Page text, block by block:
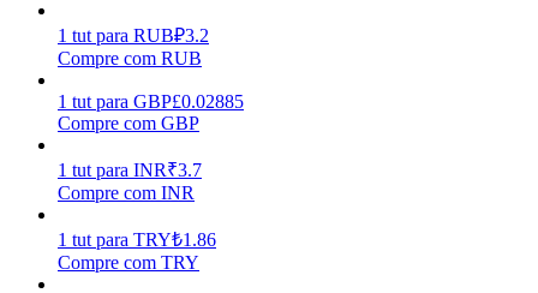
Ganhe recompensas competitivas diariamente
1 tut para RUB₽3.2
Compre com RUB
1 tut para GBP£0.02885
Compre com GBP
1 tut para INR₹3.7
Compre com INR
1 tut para TRY₺1.86
Compre com TRY